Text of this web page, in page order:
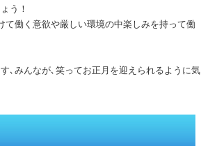
う！
働く意欲や厳しい環境の中楽しみを持って働
､みんなが､笑ってお正月を迎えられるように気